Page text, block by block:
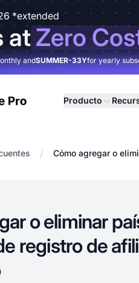
*extended
atZero
andSUMMER-33Yfor yearly
Producto
/ Cómo agregar o
o eliminar
registro de